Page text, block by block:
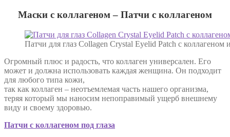
Маски с коллагеном – Патчи с коллагеном
Патчи для глаз Collagen Crystal Eyelid Patch с
Огромный плюс и радость, что коллаген универсален. Его
может и должна использовать каждая женщина. Он подходит
для любого типа кожи,
так как коллаген – неотъемлемая часть нашего организма,
теряя который мы наносим непоправимый ущерб внешнему
виду и своему здоровью.
Патчи с коллагеном под глаза